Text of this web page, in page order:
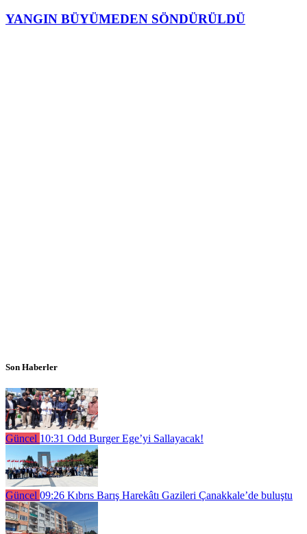
YANGIN BÜYÜMEDEN SÖNDÜRÜLDÜ
Son Haberler
Güncel 10:31 Odd Burger Ege’yi Sallayacak!
Güncel 09:26 Kıbrıs Barış Harekâtı Gazileri Çanakkale’de buluştu